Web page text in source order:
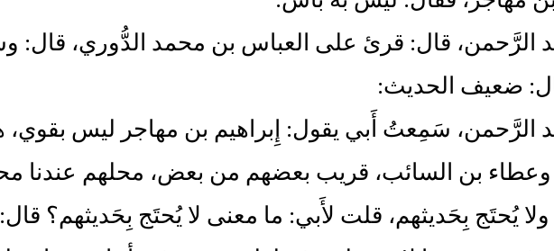
الرَّحمن، قال: قرئ على العباس بن محمد الدُّوري،
ضعيف الحديث:
الرَّحمن، سَمِعتُ أَبي يقول: إِبراهيم بن مهاجر ليس
بن السائب، قريب بعضهم من بعض، محلهم عندنا
يُحتَج بِحَديثهم، قلت لأَبي: ما معنى لا يُحتَج بِحَديثهم؟ قال: